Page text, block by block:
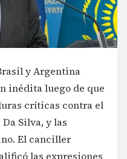
y Argentina
inédita luego de que
críticas contra el
Silva, y las
El canciller
las expresiones